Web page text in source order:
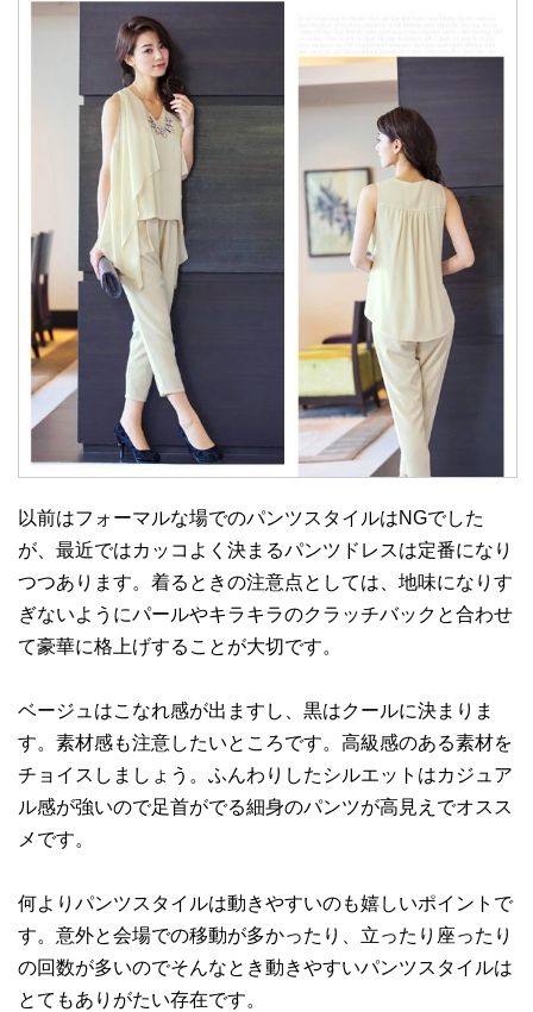
以前はフォーマルな場でのパンツスタイルはNGでした
が、最近ではカッコよく決まるパンツドレスは定番になり
つつあります。着るときの注意点としては、地味になりす
ぎないようにパールやキラキラのクラッチバックと合わせ
て豪華に格上げすることが大切です。
ベージュはこなれ感が出ますし、黒はクールに決まりま
す。素材感も注意したいところです。高級感のある素材を
チョイスしましょう。ふんわりしたシルエットはカジュア
ル感が強いので足首がでる細身のパンツが高見えでオスス
メです。
何よりパンツスタイルは動きやすいのも嬉しいポイントで
す。意外と会場での移動が多かったり、立ったり座ったり
の回数が多いのでそんなとき動きやすいパンツスタイルは
とてもありがたい存在です。